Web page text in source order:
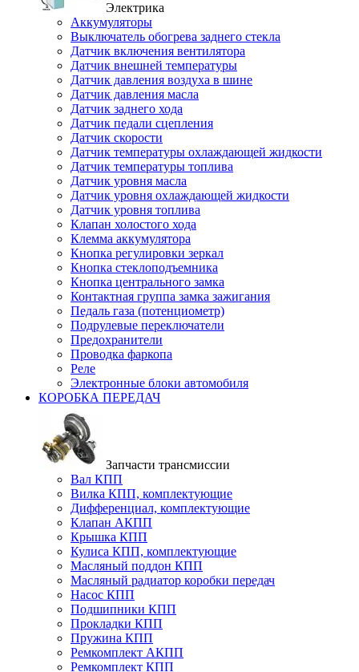
Электрика
Аккумуляторы
Выключатель обогрева заднего стекла
Датчик включения вентилятора
Датчик внешней температуры
Датчик давления воздуха в шине
Датчик давления масла
Датчик заднего хода
Датчик педали сцепления
Датчик скорости
Датчик температуры охлаждающей жидкости
Датчик температуры топлива
Датчик уровня масла
Датчик уровня охлаждающей жидкости
Датчик уровня топлива
Клапан холостого хода
Клемма аккумулятора
Кнопка регулировки зеркал
Кнопка стеклоподъемника
Кнопка центрального замка
Контактная группа замка зажигания
Педаль газа (потенциометр)
Подрулевые переключатели
Предохранители
Проводка фаркопа
Реле
Электронные блоки автомобиля
КОРОБКА ПЕРЕДАЧ
Запчасти трансмиссии
Вал КПП
Вилка КПП, комплектующие
Дифференциал, комплектующие
Клапан АКПП
Крышка КПП
Кулиса КПП, комплектующие
Масляный поддон КПП
Масляный радиатор коробки передач
Насос КПП
Подшипники КПП
Прокладки КПП
Пружина КПП
Ремкомплект АКПП
Ремкомплект КПП